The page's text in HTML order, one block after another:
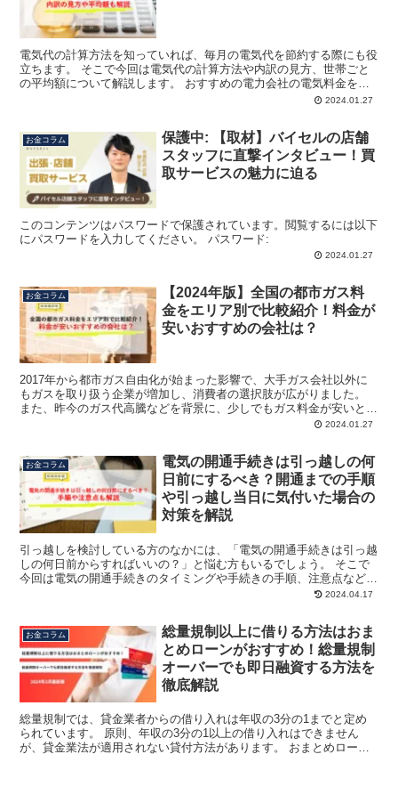
電気代の計算方法を知っていれば、毎月の電気代を節約する際にも役
立ちます。 そこで今回は電気代の計算方法や内訳の見方、世帯ごと
の平均額について解説します。 おすすめの電力会社の電気料金を比
較・シミュレーション！ 電気代の計算方法とは？ 1ヶ月...2024.01.27
お金コラム
保護中: 【取材】バイセルの店舗
スタッフに直撃インタビュー！買
取サービスの魅力に迫る
このコンテンツはパスワードで保護されています。閲覧するには以下
にパスワードを入力してください。 パスワード:
2024.01.27
お金コラム
【2024年版】全国の都市ガス料
金をエリア別で比較紹介！料金が
安いおすすめの会社は？
2017年から都市ガス自由化が始まった影響で、大手ガス会社以外に
もガスを取り扱う企業が増加し、消費者の選択肢が広がりました。
また、昨今のガス代高騰などを背景に、少しでもガス料金が安いとこ
ろを選ぶ消費者も増えています。 その反面、どのガス会...2024.01.27
お金コラム
電気の開通手続きは引っ越しの何
日前にするべき？開通までの手順
や引っ越し当日に気付いた場合の
対策を解説
引っ越しを検討している方のなかには、「電気の開通手続きは引っ越
しの何日前からすればいいの？」と悩む方もいるでしょう。 そこで
今回は電気の開通手続きのタイミングや手続きの手順、注意点などに
ついて解説します。 おすすめの電力会社の電気料金を比較...2024.04.17
お金コラム
総量規制以上に借りる方法はおま
とめローンがおすすめ！総量規制
オーバーでも即日融資する方法を
徹底解説
総量規制では、貸金業者からの借り入れは年収の3分の1までと定め
られています。 原則、年収の3分の1以上の借り入れはできません
が、貸金業法が適用されない貸付方法があります。 おまとめローン